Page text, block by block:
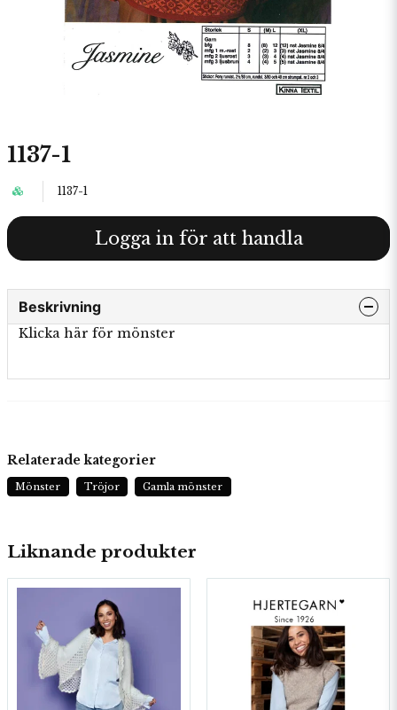
1137-1
1137-1
Logga in för att handla
Beskrivning
Klicka här för mönster
Liknande produkter
Relaterade kategorier
Mönster Tröjor Gamla mönster